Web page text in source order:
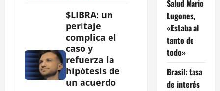
$LIBRA: un
peritaje
complica el
caso y
refuerza la
hipótesis de
un acuerdo
Salud Mario
Lugones,
«Estaba al
tanto de
todo»
Brasil: tasa
de interés